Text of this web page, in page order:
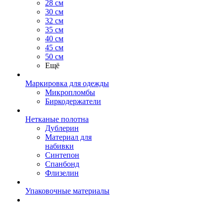
28 см
30 см
32 см
35 см
40 см
45 см
50 см
Ещё
Маркировка для одежды
Микропломбы
Биркодержатели
Нетканые полотна
Дублерин
Материал для
набивки
Синтепон
Спанбонд
Флизелин
Упаковочные материалы